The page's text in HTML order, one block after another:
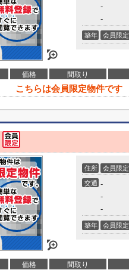
-
-
築年 会員限定
価格 間取り
こちらは会員限定物件です
住所 会員限定
交通 -
-
-
築年 会員限定
価格 間取り